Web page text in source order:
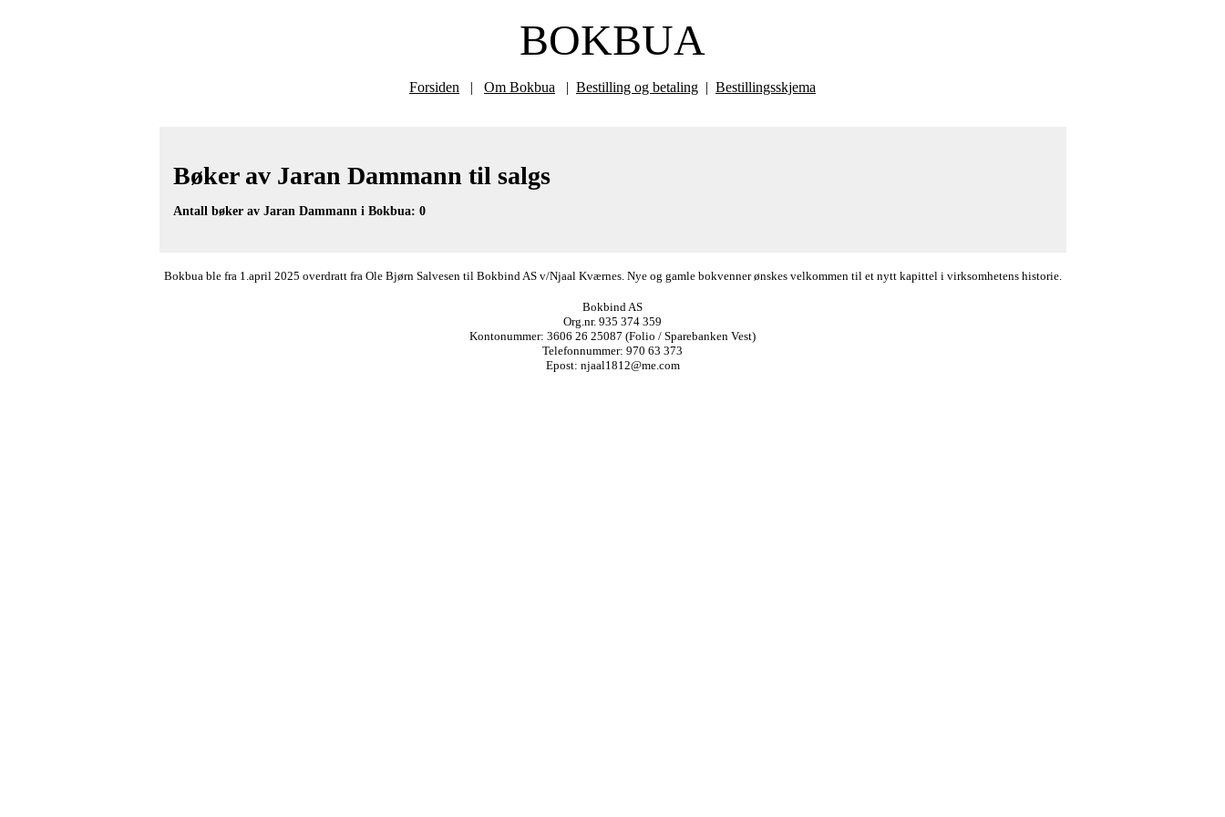
BOKBUA
Forsiden | Om Bokbua | Bestilling og betaling | Bestillingsskjema
Bøker av Jaran Dammann til salgs
Antall bøker av Jaran Dammann i Bokbua: 0
Bokbua ble fra 1.april 2025 overdratt fra Ole Bjørn Salvesen til Bokbind AS v/Njaal Kværnes. Nye og gamle bokvenner ønskes velkommen til et nytt kapittel i virksomhetens historie.
Bokbind AS
Org.nr. 935 374 359
Kontonummer: 3606 26 25087 (Folio / Sparebanken Vest)
Telefonnummer: 970 63 373
Epost: njaal1812@me.com